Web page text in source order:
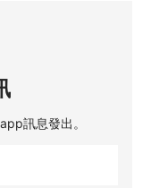
訊息發出。